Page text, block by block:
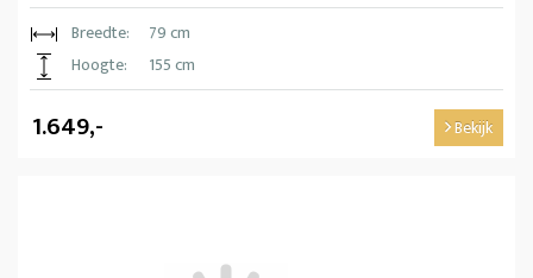
Breedte:
79 cm
Hoogte:
155 cm
1.649,- Bekijk